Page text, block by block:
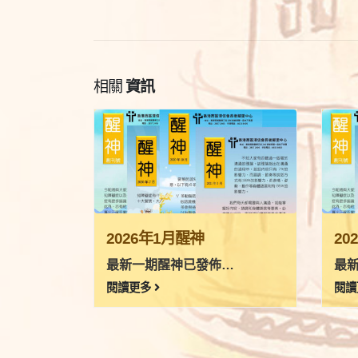
相關 資訊
2026年1月醒神
最新一期醒神已發佈…
閱讀更多
最
閱